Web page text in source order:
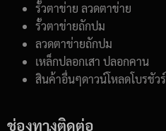
รั้วตาข่าย ลวดตาข่าย
รั้วตาข่ายถักปม
ลวดตาข่ายถักปม
เหล็กปลอกเสา ปลอกคาน
สินค้าอื่นๆดาวน์โหลดโบรชัวร์
ช่องทางติดต่อ